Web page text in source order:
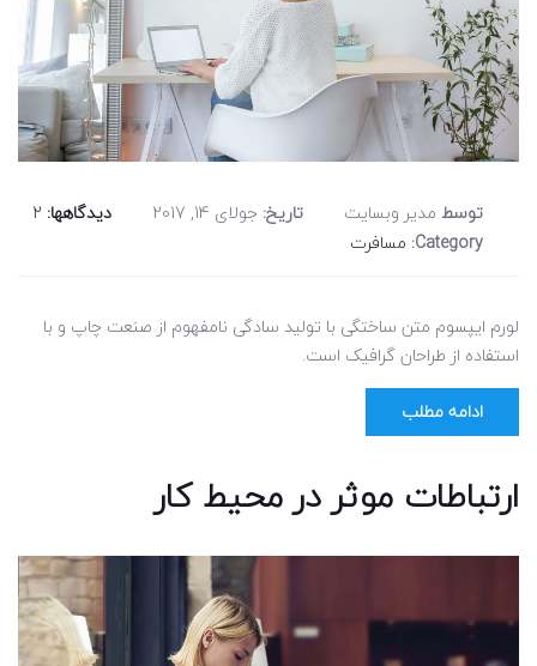
توسط مدیر وبسایت تاریخ: جولای 14, 2017 دیدگاهها: 2
Category: مسافرت
لورم ایپسوم متن ساختگی با تولید سادگی نامفهوم از صنعت چاپ و با
استفاده از طراحان گرافیک است.
ادامه مطلب
ارتباطات موثر در محیط کار